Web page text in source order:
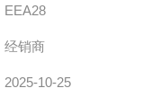
EEA28
经销商
2025-10-25